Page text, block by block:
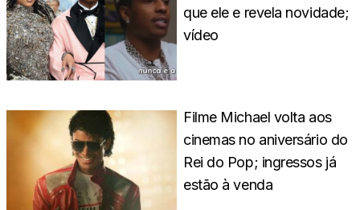
que ele e revela novidade;
vídeo
Filme Michael volta aos
cinemas no aniversário do
Rei do Pop; ingressos já
estão à venda